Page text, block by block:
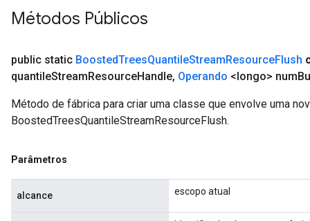
Métodos Públicos
public static BoostedTreesQuantileStreamResourceFlush
quantileStreamResourceHandle, Operando <longo> num
Método de fábrica para criar uma classe que envolve uma
BoostedTreesQuantileStreamResourceFlush.
Parâmetros
alcance escopo atual